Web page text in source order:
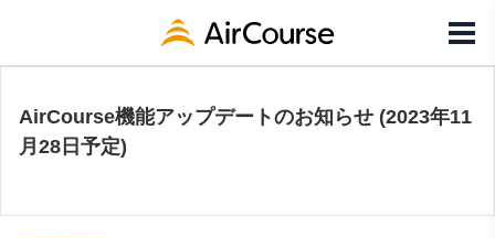
AirCourse機能アップデートのお知らせ (2023年11
月28日予定)